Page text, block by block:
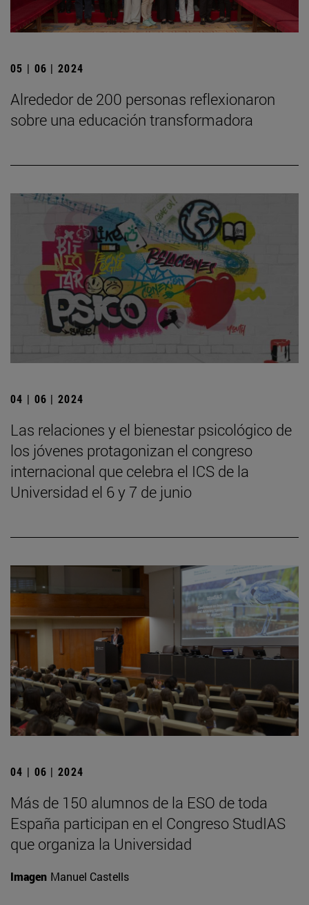
05 | 06 | 2024
Alrededor de 200 personas reflexionaron
sobre una educación transformadora
04 | 06 | 2024
Las relaciones y el bienestar psicológico de
los jóvenes protagonizan el congreso
internacional que celebra el ICS de la
Universidad el 6 y 7 de junio
04 | 06 | 2024
Más de 150 alumnos de la ESO de toda
España participan en el Congreso StudIAS
que organiza la Universidad
Imagen Manuel Castells